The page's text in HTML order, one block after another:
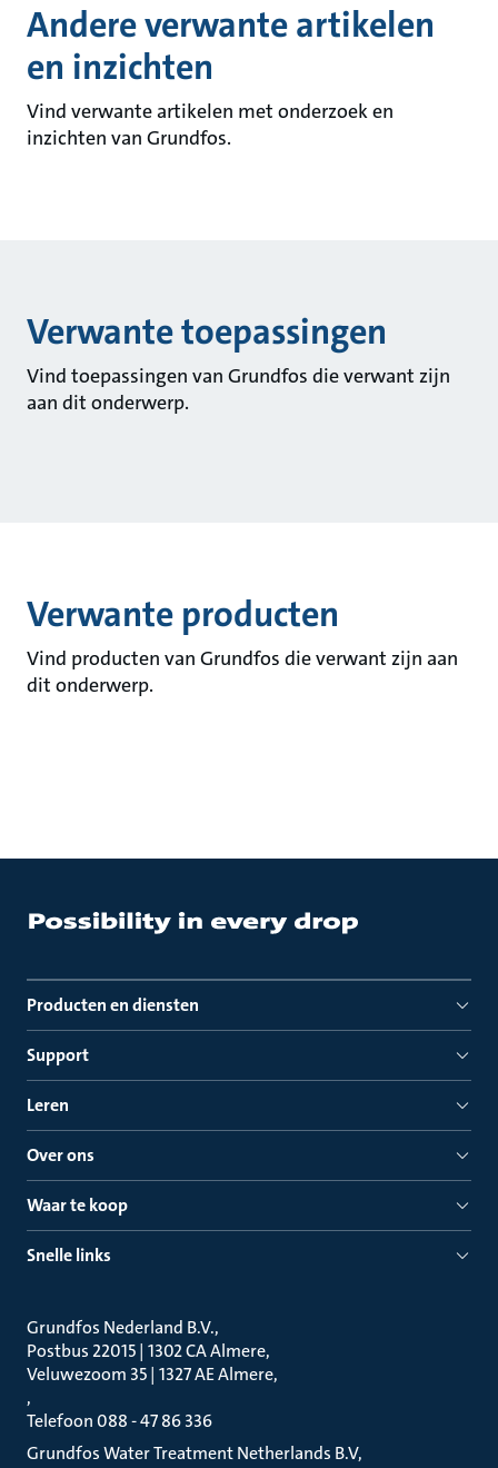
Andere verwante artikelen
en inzichten
Vind verwante artikelen met onderzoek en
inzichten van Grundfos.
Verwante toepassingen
Vind toepassingen van Grundfos die verwant zijn
aan dit onderwerp.
Verwante producten
Vind producten van Grundfos die verwant zijn aan
dit onderwerp.
Producten en diensten
Support
Leren
Over ons
Waar te koop
Snelle links
Grundfos Nederland B.V.
Postbus 22015 | 1302 CA Almere
Veluwezoom 35 | 1327 AE Almere
Telefoon 088 - 47 86 336
Grundfos Water Treatment Netherlands B.V